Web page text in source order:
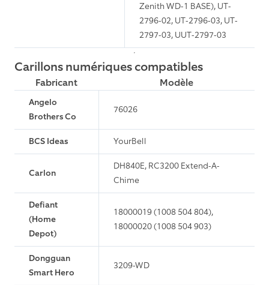
Zenith WD-1 BASE), UT-
2796-02, UT-2796-03, UT-
2797-03, UUT-2797-03
Carillons numériques compatibles
Fabricant Modèle
Angelo
Brothers Co
76026
BCS Ideas YourBell
Carlon
DH840E, RC3200 Extend-A-
Chime
Defiant
(Home
Depot)
18000019 (1008 504 804),
18000020 (1008 504 903)
Dongguan
Smart Hero
3209-WD